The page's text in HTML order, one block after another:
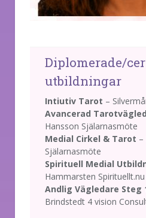
Diplomerade/
utbildningar
Intiutiv Tarot –
Avancerad
Hansson Själarnasmöte
Medial Cirkel & Tarot –
Själarnasmöte
Spirituell Medial
Hammarsten Spirituellt.nu
Andlig Vägledare Steg
Brindstedt 4 vision